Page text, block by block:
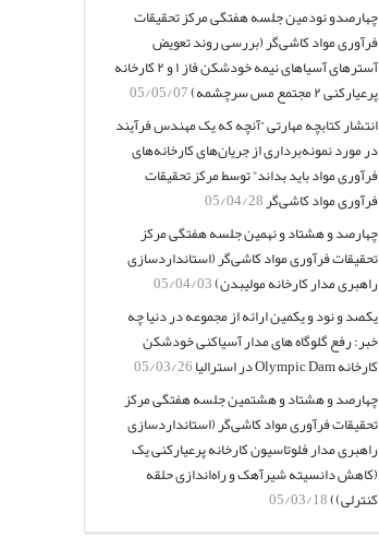
چهارصدو نودمین جلسه هفتگی مرکز تحقیقات
فرآوری مواد کاشی‌گر (بررسی روند تعویض
آسترهای آسیاهای نیمه خودشکن فاز ۱ و ۲ کارخانه
پرعیارکنی ۲ مجتمع مس سرچشمه)
05/05/07
انتشار کتابچه مهارتی “آنچه که یک مهندس فرآیند
در مورد نمونه‌برداری از جریان‌های کارخانه‌های
فرآوری مواد باید بداند” توسط مرکز تحقیقات
فرآوری مواد کاشی‌گر05/04/28
چهارصد و هشتاد و نهمین جلسه هفتگی مرکز
تحقیقات فرآوری مواد کاشی‌گر (استانداردسازی
راهبری مدار کارخانه مولیبدن)05/04/03
یکصد و نود و یکمین ارائه از مجموعه در دنیا چه
خبر: رفع گلوگاه های مدار آسیاکنی خودشکن
کارخانه Olympic Dam در استرالیا
05/03/26
چهارصد و هشتاد و هشتمین جلسه هفتگی مرکز
تحقیقات فرآوری مواد کاشی‌گر (استانداردسازی
راهبری مدار فلوتاسیون کارخانه پرعیارکنی یک
(کاهش دانسیته شیرآهک و راه‌اندازی حلقه
کنترلی))05/03/18